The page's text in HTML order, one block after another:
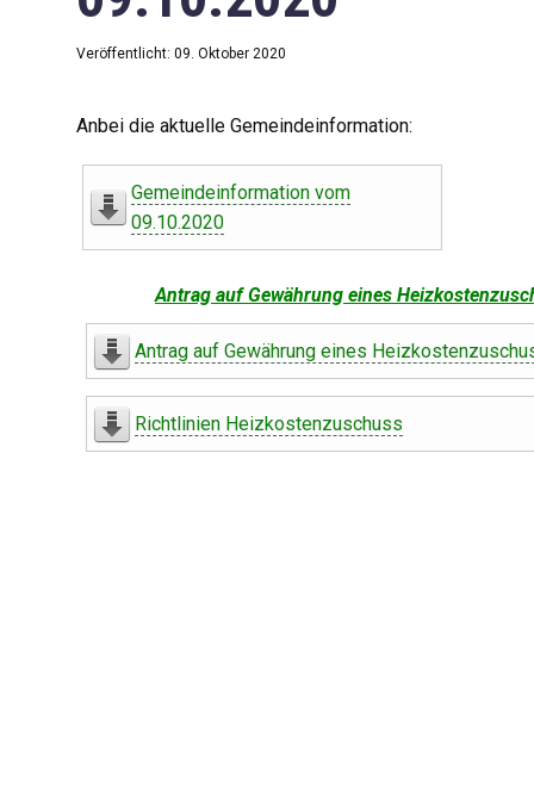
Veröffentlicht: 09. Oktober 2020
Anbei die aktuelle Gemeindeinformation:
Gemeindeinformation vom
09.10.2020
Antrag auf Gewährung eines
Antrag auf Gewährung eines
Richtlinien Heizkostenzuschuss